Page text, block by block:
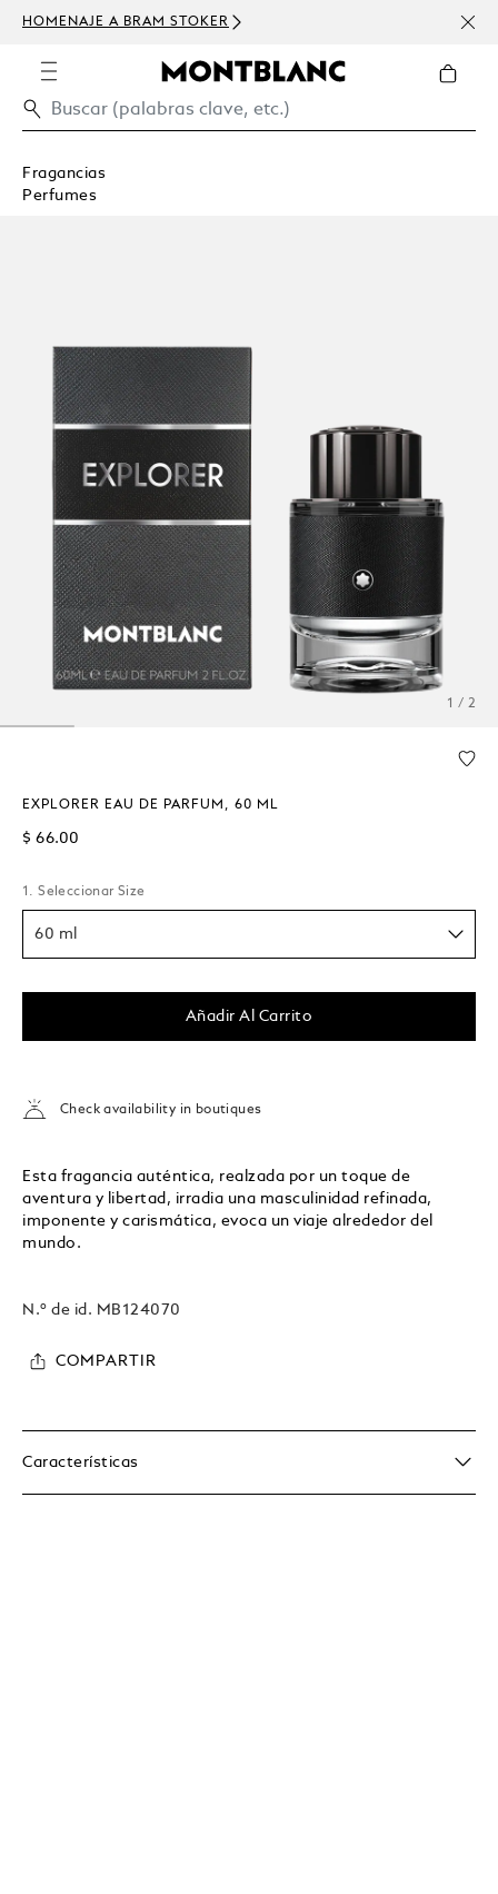
HOMENAJE A BRAM STOKER
USD
Fragancias
Perfumes
1 / 2
EXPLORER EAU DE PARFUM, 60 ML
$ 66.00
1. Seleccionar Size
60 ml
Añadir Al Carrito
Check availability in boutiques
Esta fragancia auténtica, realzada por un toque de
aventura y libertad, irradia una masculinidad refinada,
imponente y carismática, evoca un viaje alrededor del
mundo.
N.º de id. MB124070
COMPARTIR
Características